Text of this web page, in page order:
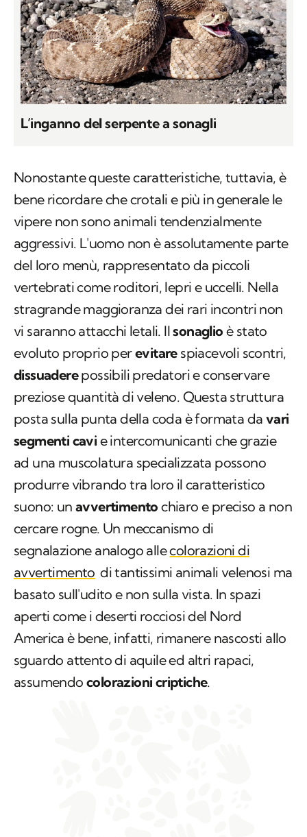
L’inganno del serpente a sonagli
Nonostante queste caratteristiche, tuttavia, è
bene ricordare che crotali e più in generale le
vipere non sono animali tendenzialmente
aggressivi. L'uomo non è assolutamente parte
del loro menù, rappresentato da piccoli
vertebrati come roditori, lepri e uccelli. Nella
stragrande maggioranza dei rari incontri non
vi saranno attacchi letali. Ilsonaglio è stato
evoluto proprio perevitarespiacevoli scontri,
dissuaderepossibili predatori e conservare
preziose quantità di veleno. Questa struttura
posta sulla punta della coda è formata da vari
segmenti cavi e intercomunicanti che grazie
ad una muscolatura specializzata possono
produrre vibrando tra loro il caratteristico
suono: unavvertimento chiaro e preciso a non
cercare rogne. Un meccanismo di
segnalazione analogo allecolorazioni di
avvertimento di tantissimi animali velenosi ma
basato sull'udito e non sulla vista. In spazi
aperti come i deserti rocciosi del Nord
America è bene, infatti, rimanere nascosti allo
sguardo attento di aquile ed altri rapaci,
assumendocolorazioni criptiche.